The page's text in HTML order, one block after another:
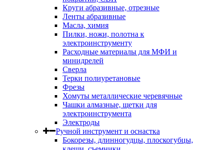
Круги абразивные, отрезные
Ленты абразивные
Масла, химия
Пилки, ножи, полотна к
электроинструменту
Расходные материалы для МФИ и
минидрелей
Сверла
Терки полиуретановые
Фрезы
Хомуты металлические черевячные
Чашки алмазные, щетки для
электроинструмента
Электроды
Ручной инструмент и оснастка
Бокорезы, длинногудцы, плоскогубцы,